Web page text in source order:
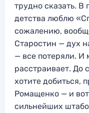
трудно сказать. В
детства люблю
сожалению,
Старостин — дух
— все потеряли. И
расстраивает. До
хотите добиться,
Ромащенко — и
сильнейших